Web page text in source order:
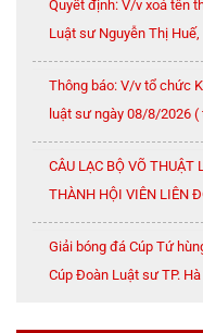
Quyết định: V/v xoá tên
Luật sư Nguyễn Thị
Oanh
Thông báo: V/v tổ chức
luật sư ngày 08/8/2026 (
CÂU LẠC BỘ VÕ THUẬT
THÀNH HỘI VIÊN LIÊN
NỘI
Giải bóng đá Cúp Tứ
Cúp Đoàn Luật sư TP.